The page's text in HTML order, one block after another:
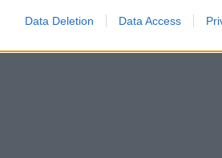
Data Deletion Data Access